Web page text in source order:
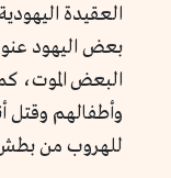
العقيدة
بعض اليهود
البعض الموت،
وأطفالهم
للهروب من بطش